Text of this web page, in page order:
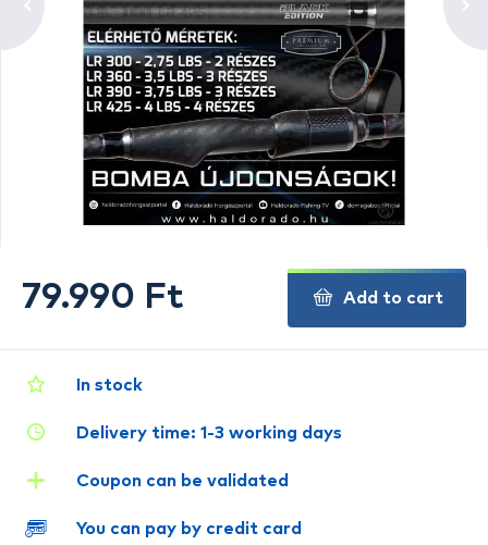
In stock
Delivery time: 1-3 working days
Coupon can be validated
You can pay by credit card
79.990 Ft Add to cart